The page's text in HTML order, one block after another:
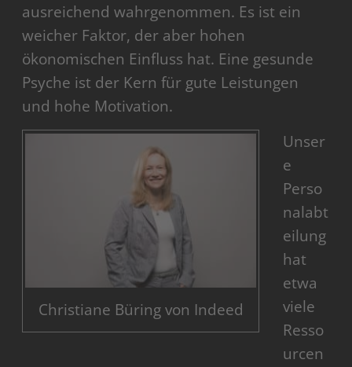
ausreichend wahrgenommen. Es ist ein
weicher Faktor, der aber hohen
ökonomischen Einfluss hat. Eine gesunde
Psyche ist der Kern für gute Leistungen
und hohe Motivation.
Christiane Büring von Indeed
Unser
e
Perso
nalabt
eilung
hat
etwa
viele
Resso
urcen